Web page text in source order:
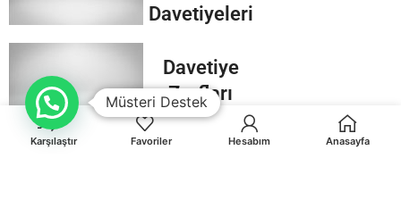
Davetiyeleri
Davetiye
Zarfları
Karşılaştır Favoriler Hesabım Anasayfa
Müsteri Destek